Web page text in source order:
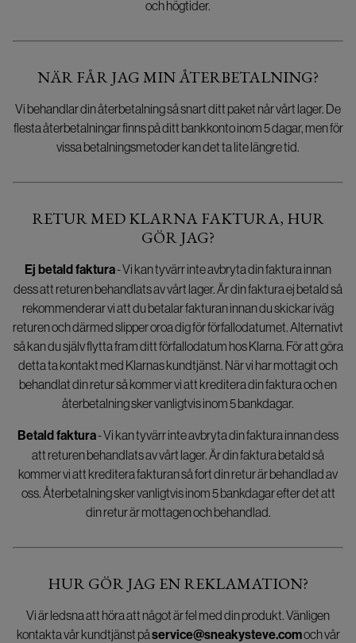
och högtider.
NÄR FÅR JAG MIN ÅTERBETALNING?
Vi behandlar din återbetalning så snart ditt paket når vårt lager. De
flesta återbetalningar finns på ditt bankkonto inom 5 dagar, men för
vissa betalningsmetoder kan det ta lite längre tid.
RETUR MED KLARNA FAKTURA, HUR
GÖR JAG?
Ej betald faktura- Vi kan tyvärr inte avbryta din faktura innan
dess att returen behandlats av vårt lager. Är din faktura ej betald så
rekommenderar vi att du betalar fakturan innan du skickar iväg
returen och därmed slipper oroa dig för förfallodatumet. Alternativt
så kan du själv flytta fram ditt förfallodatum hos Klarna. För att göra
detta ta kontakt med Klarnas kundtjänst. När vi har mottagit och
behandlat din retur så kommer vi att kreditera din faktura och en
återbetalning sker vanligtvis inom 5 bankdagar.
Betald faktura- Vi kan tyvärr inte avbryta din faktura innan dess
att returen behandlats av vårt lager. Är din faktura betald så
kommer vi att kreditera fakturan så fort din retur är behandlad av
oss. Återbetalning sker vanligtvis inom 5 bankdagar efter det att
din retur är mottagen och behandlad.
HUR GÖR JAG EN REKLAMATION?
Vi är ledsna att höra att något är fel med din produkt. Vänligen
kontakta vår kundtjänst påservice@sneakysteve.comoch vår